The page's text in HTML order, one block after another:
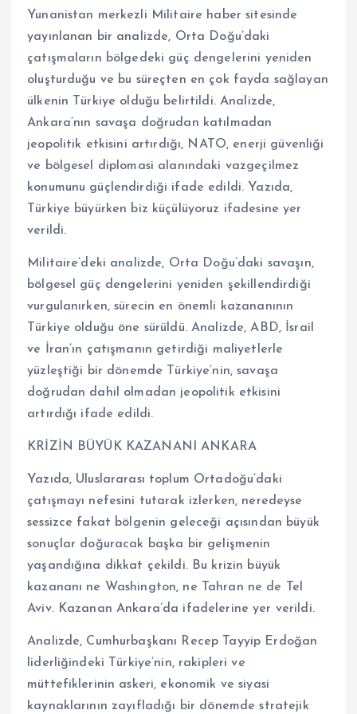
Yunanistan merkezli Militaire haber sitesinde
yayınlanan bir analizde, Orta Doğu’daki
çatışmaların bölgedeki güç dengelerini yeniden
oluşturduğu ve bu süreçten en çok fayda sağlayan
ülkenin Türkiye olduğu belirtildi. Analizde,
Ankara’nın savaşa doğrudan katılmadan
jeopolitik etkisini artırdığı, NATO, enerji güvenliği
ve bölgesel diplomasi alanındaki vazgeçilmez
konumunu güçlendirdiği ifade edildi. Yazıda,
Türkiye büyürken biz küçülüyoruz ifadesine yer
verildi.
Militaire’deki analizde, Orta Doğu’daki savaşın,
bölgesel güç dengelerini yeniden şekillendirdiği
vurgulanırken, sürecin en önemli kazananının
Türkiye olduğu öne sürüldü. Analizde, ABD, İsrail
ve İran’ın çatışmanın getirdiği maliyetlerle
yüzleştiği bir dönemde Türkiye’nin, savaşa
doğrudan dahil olmadan jeopolitik etkisini
artırdığı ifade edildi.
KRİZİN BÜYÜK KAZANANI ANKARA
Yazıda, Uluslararası toplum Ortadoğu’daki
çatışmayı nefesini tutarak izlerken, neredeyse
sessizce fakat bölgenin geleceği açısından büyük
sonuçlar doğuracak başka bir gelişmenin
yaşandığına dikkat çekildi. Bu krizin büyük
kazananı ne Washington, ne Tahran ne de Tel
Aviv. Kazanan Ankara’da ifadelerine yer verildi.
Analizde, Cumhurbaşkanı Recep Tayyip Erdoğan
liderliğindeki Türkiye’nin, rakipleri ve
müttefiklerinin askeri, ekonomik ve siyasi
kaynaklarının zayıfladığı bir dönemde stratejik